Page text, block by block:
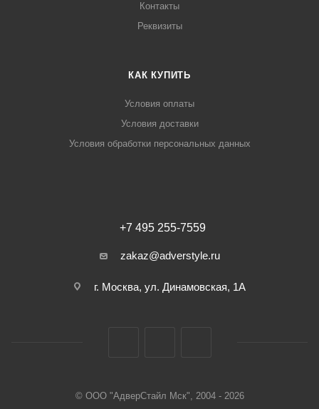
Контакты
Реквизиты
КАК КУПИТЬ
Условия оплаты
Условия доставки
Условия обработки персональных данных
+7 495 255-7559
zakaz@adverstyle.ru
г. Москва, ул. Динамовская, 1А
© ООО "АдверСтайл Мск", 2004 - 2026